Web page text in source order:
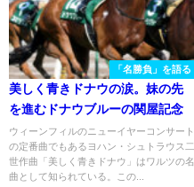
「名勝負」を語る
美しく青きドナウの涙。妹の先
を進むドナウブルーの関屋記念
ウィーンフィルのニューイヤーコンサート
の定番曲でもあるヨハン・シュトラウス二
世作曲「美しく青きドナウ」はワルツの名
曲として知られている。この...